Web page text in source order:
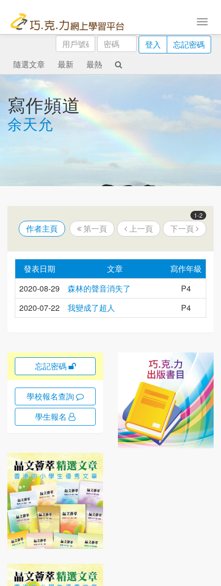
用
戶
號
碼
密
碼
登入
忘記密碼
隨選文章
最新 最熱
寫作頻道
余天允
1-2
作者主頁 第一頁 上一頁 下一頁
發表日期 文章
寫作年級
2020-08-29
森林的聲音消失了
P4
2020-07-22
我變成了超人 P4
忘記密碼
學校報名查詢
學生報名